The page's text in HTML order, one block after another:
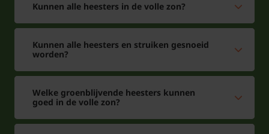
Kunnen alle heesters in de volle zon?
Kunnen alle heesters en struiken gesnoeid
worden?
Welke groenblijvende heesters kunnen
goed in de volle zon?